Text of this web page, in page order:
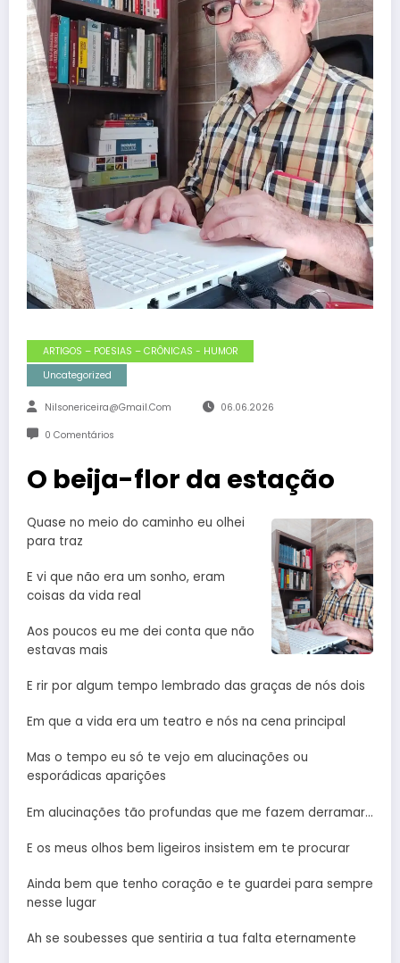
ARTIGOS – POESIAS – CRÔNICAS - HUMOR
Uncategorized
Nilsonericeira@gmail.com 06.06.2026
0 Comentários
O beija-flor da estação
Quase no meio do caminho eu olhei
para traz
E vi que não era um sonho, eram
coisas da vida real
Aos poucos eu me dei conta que não
estavas mais
E rir por algum tempo lembrado das graças de nós dois
Em que a vida era um teatro e nós na cena principal
Mas o tempo eu só te vejo em alucinações ou
esporádicas aparições
Em alucinações tão profundas que me fazem derramar…
E os meus olhos bem ligeiros insistem em te procurar
Ainda bem que tenho coração e te guardei para sempre
nesse lugar
Ah se soubesses que sentiria a tua falta eternamente